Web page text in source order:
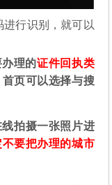
进行识别，就可以
理的证件回执类
首页可以选择与搜
拍摄一张照片进
不要把办理的城市